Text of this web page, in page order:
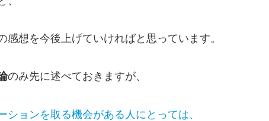
感想を今後上げていければと思っています。
のみ先に述べておきますが、
ションを取る機会がある人にとっては、